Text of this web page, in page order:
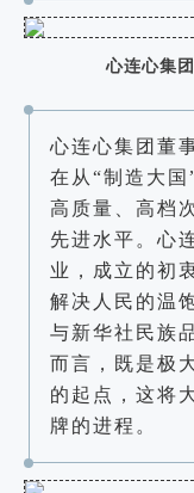
心连心集
心连心集团董
在从“制造大
高质量、高档
先进水平。心
业，成立的初
解决人民的温
与新华社民族
而言，既是极
的起点，这将
牌的进程。